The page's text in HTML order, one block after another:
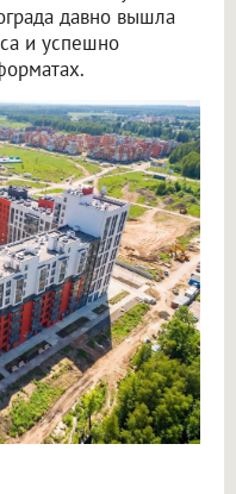
давно вышла
и успешно